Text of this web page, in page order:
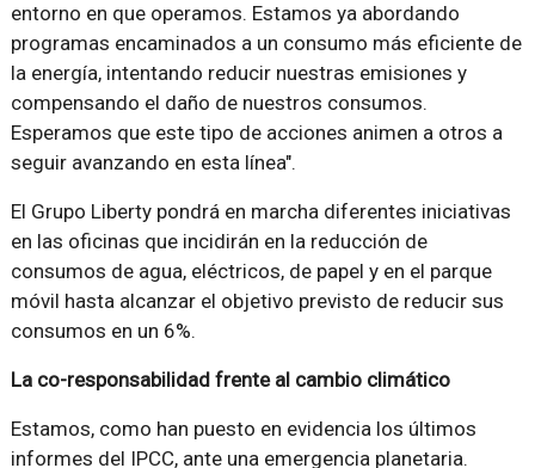
entorno en que operamos. Estamos ya abordando
programas encaminados a un consumo más eficiente de
la energía, intentando reducir nuestras emisiones y
compensando el daño de nuestros consumos.
Esperamos que este tipo de acciones animen a otros a
seguir avanzando en esta línea".
El Grupo Liberty pondrá en marcha diferentes iniciativas
en las oficinas que incidirán en la reducción de
consumos de agua, eléctricos, de papel y en el parque
móvil hasta alcanzar el objetivo previsto de reducir sus
consumos en un 6%.
La co-responsabilidad frente al cambio climático
Estamos, como han puesto en evidencia los últimos
informes del IPCC, ante una emergencia planetaria.